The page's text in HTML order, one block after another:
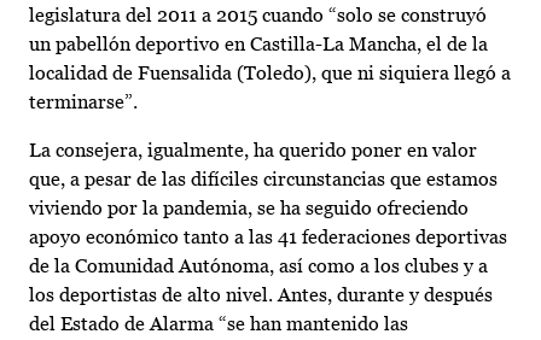
legislatura del 2011 a 2015 cuando “solo se construyó
un pabellón deportivo en Castilla-La Mancha, el de la
localidad de Fuensalida (Toledo), que ni siquiera llegó a
terminarse”.
La consejera, igualmente, ha querido poner en valor
que, a pesar de las difíciles circunstancias que estamos
viviendo por la pandemia, se ha seguido ofreciendo
apoyo económico tanto a las 41 federaciones deportivas
de la Comunidad Autónoma, así como a los clubes y a
los deportistas de alto nivel. Antes, durante y después
del Estado de Alarma “se han mantenido las